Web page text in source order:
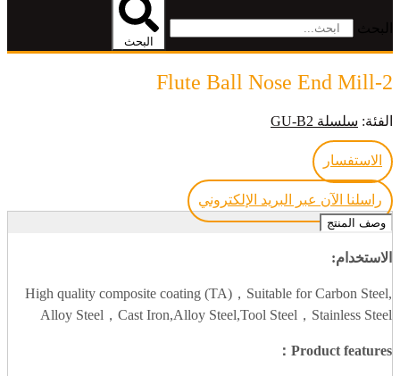
البحث
2-Flute Ball Nose End Mill
الفئة: سلسلة GU-B2
الاستفسار
راسلنا الآن عبر البريد الإلكتروني
وصف المنتج
الاستخدام:
High quality composite coating (TA)，Suitable for Carbon Steel,
Alloy Steel，Cast Iron,Alloy Steel,Tool Steel，Stainless Steel
Product features：